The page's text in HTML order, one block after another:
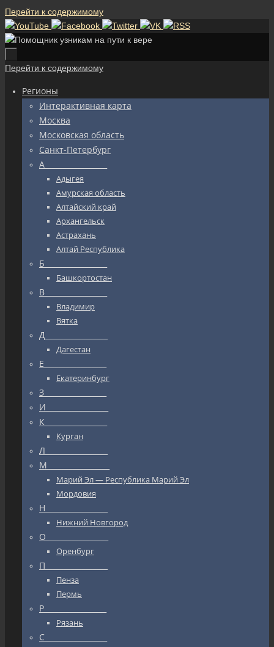
Перейти к содержимому
Перейти к содержимому
Регионы
Интерактивная карта
Москва
Московская область
Санкт-Петербург
А_________________
Адыгея
Амурская область
Алтайский край
Архангельск
Астрахань
Алтай Республика
Б_________________
Башкортостан
В_________________
Владимир
Вятка
Д_________________
Дагестан
Е_________________
Екатеринбург
З_________________
И_________________
К_________________
Курган
Л_________________
М_________________
Марий Эл — Республика Марий Эл
Мордовия
Н_________________
Нижний Новгород
О_________________
Оренбург
П_________________
Пенза
Пермь
Р_________________
Рязань
С_________________